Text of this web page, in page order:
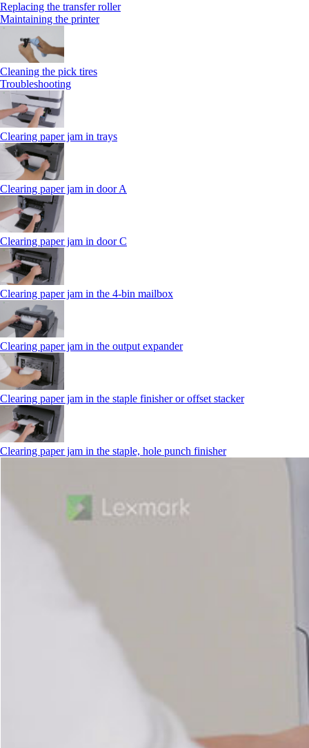
Replacing the transfer roller
Maintaining the printer
Cleaning the pick tires
Troubleshooting
Clearing paper jam in trays
Clearing paper jam in door A
Clearing paper jam in door C
Clearing paper jam in the 4‑bin mailbox
Clearing paper jam in the output expander
Clearing paper jam in the staple finisher or offset stacker
Clearing paper jam in the staple, hole punch finisher